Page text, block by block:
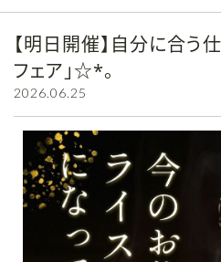
【明日開催】自分に合う
フェア」☆*。
2026.06.25